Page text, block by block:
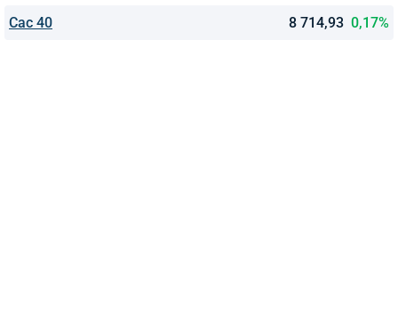
Cac 40 8 714,93 0,17%